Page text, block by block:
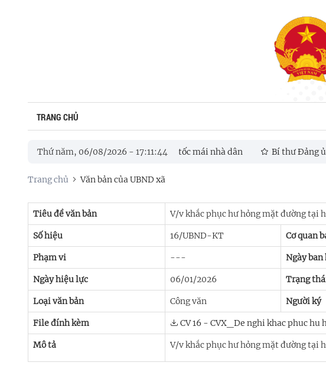
TRANG CHỦ
Thứ năm, 06/08/2026 - 17:11:44
trương khắc phục hậu quả mưa lớn gây tốc mái nhà dân Bí thư Đảng ủy
Trang chủ
Văn bản của UBND xã
Tiêu đề văn bản V/v khắc phục hư hỏng mặt đường tại
Số hiệu 16/UBND-KT Cơ quan
Phạm vi --- Ngày ban
Ngày hiệu lực 06/01/2026 Trạng
Loại văn bản Công văn Người ký
File đính kèm CV 16 - CVX_De nghi khac phuc
Mô tả V/v khắc phục hư hỏng mặt đường tại